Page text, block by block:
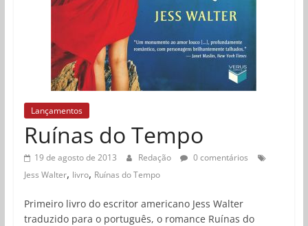
Lançamentos
Ruínas do Tempo
19 de agosto de 2013 Redação
0 comentários
Jess Walter, livro, Ruínas do Tempo
Primeiro livro do escritor americano Jess Walter
traduzido para o português, o romance Ruínas do